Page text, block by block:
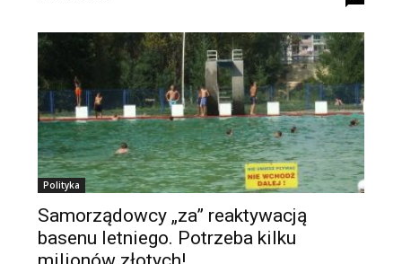
Polityka
Samorządowcy „za” reaktywacją
basenu letniego. Potrzeba kilku